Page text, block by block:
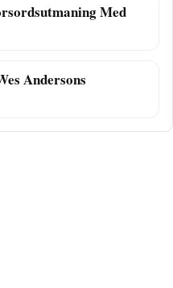
Med
Andersons